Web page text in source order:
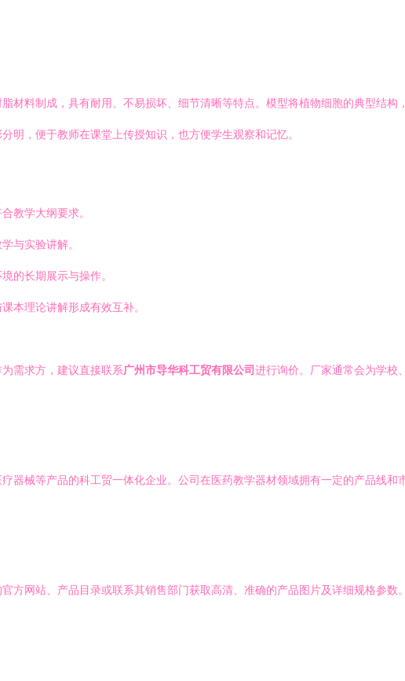
材料制成，具有耐用、不易损坏、细节清晰等特点。模型将植物细胞的典型结构
明，便于教师在课堂上传授知识，也方便学生观察和记忆。
教学大纲要求。
与实验讲解。
的长期展示与操作。
本理论讲解形成有效互补。
需求方，建议直接联系广州市导华科工贸有限公司进行询价。厂家通常会为学校
器械等产品的科工贸一体化企业。公司在医药教学器材领域拥有一定的产品线和
方网站、产品目录或联系其销售部门获取高清、准确的产品图片及详细规格参数